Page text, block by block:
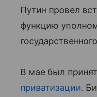
Путин провел
функцию
В мае был
приватизации.